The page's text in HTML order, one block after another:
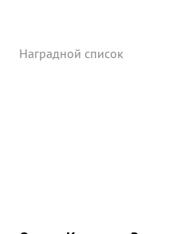
Наградной список